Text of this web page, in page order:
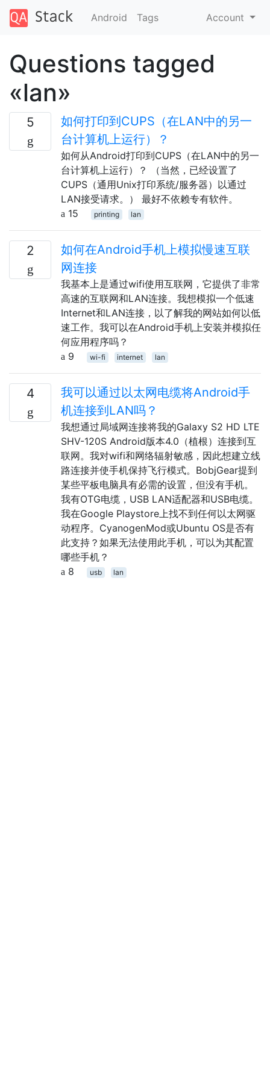
Android Tags Account
Questions tagged
«lan»
5
如何打印到CUPS（在LAN中的另一
台计算机上运行）？
如何从Android打印到CUPS（在LAN中的另一
台计算机上运行）？ （当然，已经设置了
CUPS（通用Unix打印系统/服务器）以通过
LAN接受请求。） 最好不依赖专有软件。
15
printing lan
2
如何在Android手机上模拟慢速互联
网连接
我基本上是通过wifi使用互联网，它提供了非常
高速的互联网和LAN连接。我想模拟一个低速
Internet和LAN连接，以了解我的网站如何以低
速工作。我可以在Android手机上安装并模拟任
何应用程序吗？
9
wi-fi internet lan
4
我可以通过以太网电缆将Android手
机连接到LAN吗？
我想通过局域网连接将我的Galaxy S2 HD LTE
SHV-120S Android版本4.0（植根）连接到互
联网。我对wifi和网络辐射敏感，因此想建立线
路连接并使手机保持飞行模式。BobjGear提到
某些平板电脑具有必需的设置，但没有手机。
我有OTG电缆，USB LAN适配器和USB电缆。
我在Google Playstore上找不到任何以太网驱
动程序。CyanogenMod或Ubuntu OS是否有
此支持？如果无法使用此手机，可以为其配置
哪些手机？
8
usb lan